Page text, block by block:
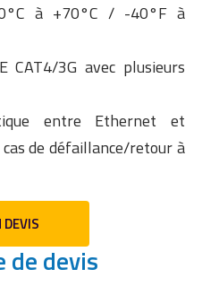
à +70°C / -40°F à
CAT4/3G avec plusieurs
entre Ethernet et
de défaillance/retour à
de devis